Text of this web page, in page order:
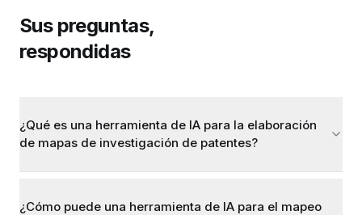
Sus preguntas,
respondidas
¿Qué es una herramienta de IA para la elaboración
de mapas de investigación de patentes?
¿Cómo puede una herramienta de IA para el mapeo